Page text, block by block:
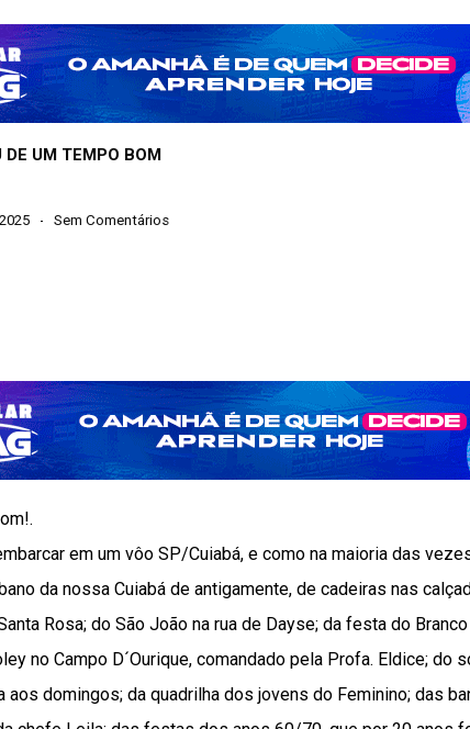
DE UM TEMPO BOM
Sem Comentários
em um vôo SP/Cuiabá, e como na maioria das
da nossa Cuiabá de antigamente, de cadeiras nas
Rosa; do São João na rua de Dayse; da festa do
no Campo D´Ourique, comandado pela Profa. Eldice; do
aos domingos; da quadrilha dos jovens do Feminino; das